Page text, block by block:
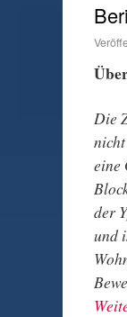
Die
eine
der
und